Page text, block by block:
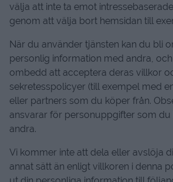
välja att inte ta emot
genom att välja bort hemsidan till
När du använder tjänsten kan du bli
personlig information med andra,
ombedd att acceptera deras villkor
sekretesspolicyer (till exempel med
eller partners som du köper från.
ansvarar för personuppgifter som du
andra.
Vi kommer inte att dela eller avslöja
annat sätt än enligt villkoren i denna